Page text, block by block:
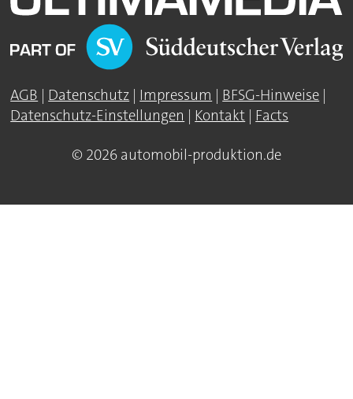
AGB | Datenschutz | Impressum | BFSG-Hinweise |
Datenschutz-Einstellungen | Kontakt | Facts
© 2026 automobil-produktion.de